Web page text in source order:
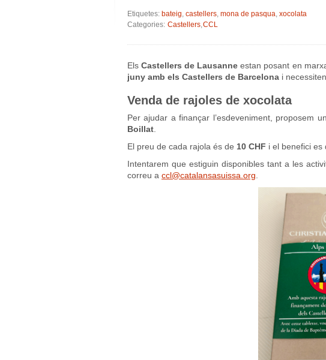
Etiquetes: bateig, castellers, mona de pasqua, xocolata
Categories: Castellers,CCL
ElsCastellers de Lausanne estan posant en
juny amb els Castellers de Barcelona i
Venda de rajoles de xocolata
Per ajudar a finançar l’esdeveniment, proposem
Boillat
El preu de cada rajola és de 10 CHF i el benefici es
Intentarem que estiguin disponibles tant a les
correu a ccl@catalansasuissa.org